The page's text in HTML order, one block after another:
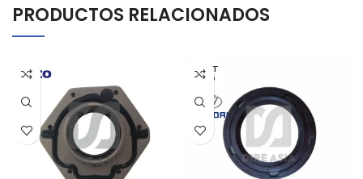
PRODUCTOS RELACIONADOS
AGOT
ADO